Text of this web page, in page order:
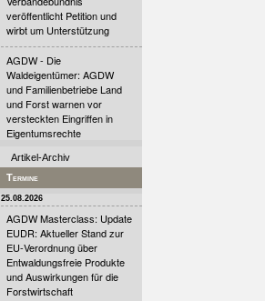
veröffentlicht Petition und
wirbt um Unterstützung
AGDW - Die
Waldeigentümer: AGDW
und Familienbetriebe Land
und Forst warnen vor
versteckten Eingriffen in
Eigentumsrechte
Artikel-Archiv
Termine
25.08.2026
AGDW Masterclass: Update
EUDR: Aktueller Stand zur
EU-Verordnung über
Entwaldungsfreie Produkte
und Auswirkungen für die
Forstwirtschaft